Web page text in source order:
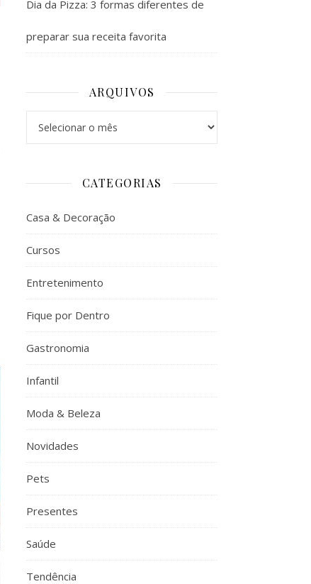
Dia da Pizza: 3 formas diferentes de
preparar sua receita favorita
ARQUIVOS
CATEGORIAS
Casa & Decoração
Cursos
Entretenimento
Fique por Dentro
Gastronomia
Infantil
Moda & Beleza
Novidades
Pets
Presentes
Saúde
Tendência